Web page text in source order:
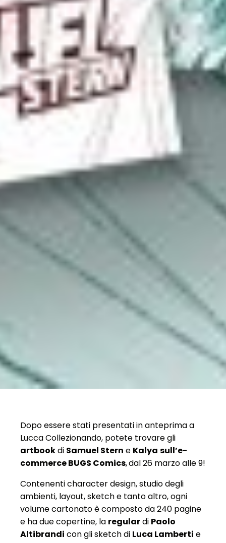
Dopo essere stati presentati in anteprima a
Lucca Collezionando, potete trovare gli
artbookdi Samuel Stern e Kalya sull’e-
commerce BUGS Comics,dal 26 marzo alle 9!
Contenenti character design, studio degli
ambienti, layout, sketch e tanto altro, ogni
volume cartonato è composto da 240 pagine
e ha due copertine, la regulardi Paolo
Altibrandi con gli sketch di Luca Lamberti e